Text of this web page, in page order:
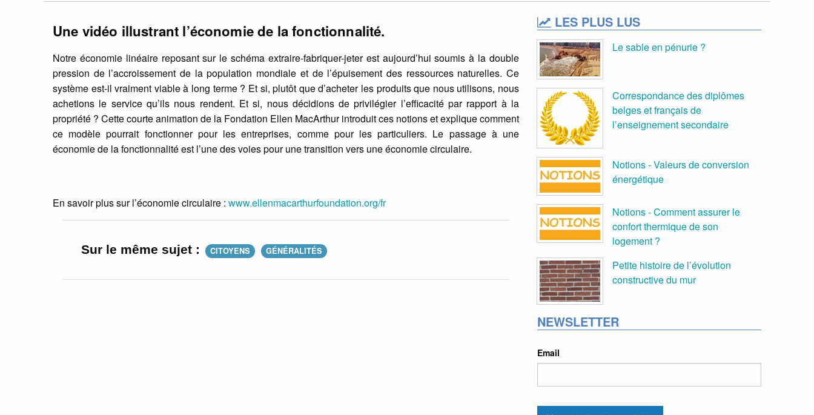
Une vidéo illustrant l’économie de la fonctionnalité.
Notre économie linéaire reposant sur le schéma extraire-fabriquer-jeter est aujourd’hui soumis à la double
pression de l’accroissement de la population mondiale et de l’épuisement des ressources naturelles. Ce
système est-il vraiment viable à long terme ? Et si, plutôt que d’acheter les produits que nous utilisons, nous
achetions le service qu’ils nous rendent. Et si, nous décidions de privilégier l’efficacité par rapport à la
propriété ? Cette courte animation de la Fondation Ellen MacArthur introduit ces notions et explique comment
ce modèle pourrait fonctionner pour les entreprises, comme pour les particuliers. Le passage à une
économie de la fonctionnalité est l’une des voies pour une transition vers une économie circulaire.
En savoir plus sur l’économie circulaire : www.ellenmacarthurfoundation.org/fr
Sur le même sujet : CITOYENS GÉNÉRALITÉS
LES PLUS LUS
Le sable en pénurie ?
Correspondance des diplômes
belges et français de
l’enseignement secondaire
Notions - Valeurs de conversion
énergétique
Notions - Comment assurer le
confort thermique de son
logement ?
Petite histoire de l’évolution
constructive du mur
NEWSLETTER
Email